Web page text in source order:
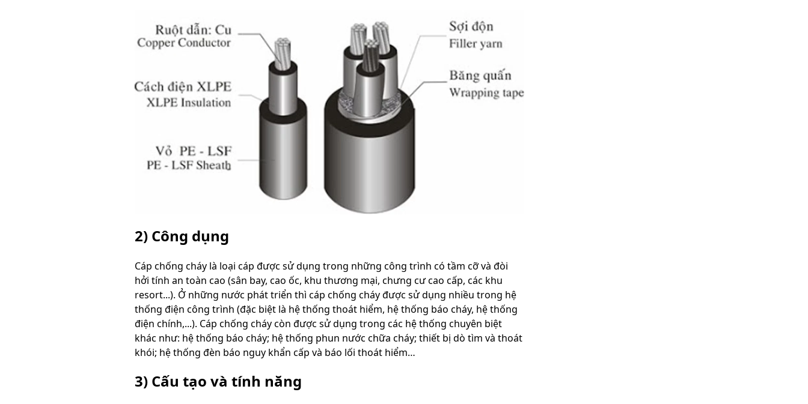
2) Công dụng
Cáp chống cháy là loại cáp được sử dụng trong những công trình có tầm cỡ và đòi
hởi tính an toàn cao (sân bay, cao ốc, khu thương mại, chưng cư cao cấp, các khu
resort...). Ở những nước phát triển thì cáp chống cháy được sử dụng nhiều trong hệ
thống điện công trình (đặc biệt là hệ thống thoát hiểm, hệ thống báo cháy, hệ thống
điện chính,...). Cáp chống cháy còn được sử dụng trong các hệ thống chuyên biệt
khác như: hệ thống báo cháy; hệ thống phun nước chữa cháy; thiết bị dò tìm và thoát
khói; hệ thống đèn báo nguy khẩn cấp và báo lối thoát hiểm…
3) Cấu tạo và tính năng